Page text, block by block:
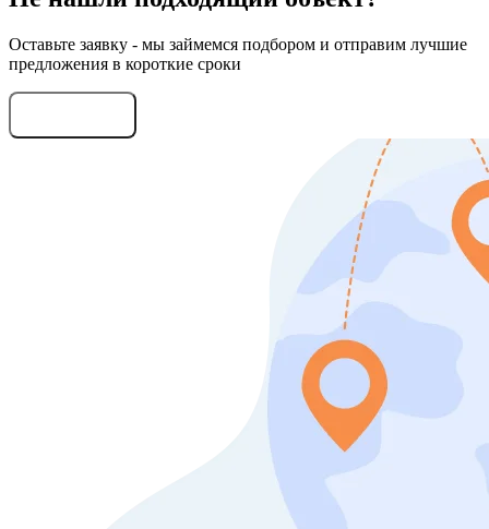
Оставьте заявку - мы займемся подбором и отправим лучшие
предложения в короткие сроки